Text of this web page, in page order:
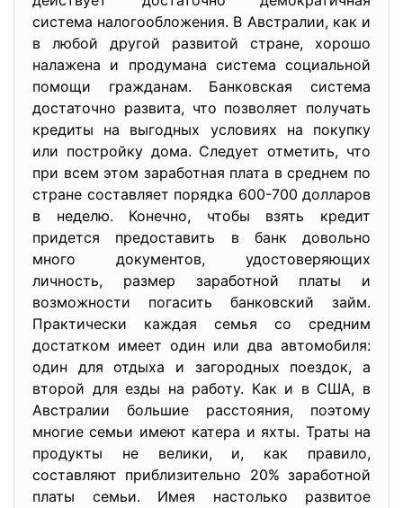
система налогообложения. В Австралии, как и
в любой другой развитой стране, хорошо
налажена и продумана система социальной
помощи гражданам. Банковская система
достаточно развита, что позволяет получать
кредиты на выгодных условиях на покупку
или постройку дома. Следует отметить, что
при всем этом заработная плата в среднем по
стране составляет порядка 600-700 долларов
в неделю. Конечно, чтобы взять кредит
придется предоставить в банк довольно
много документов, удостоверяющих
личность, размер заработной платы и
возможности погасить банковский займ.
Практически каждая семья со средним
достатком имеет один или два автомобиля:
один для отдыха и загородных поездок, а
второй для езды на работу. Как и в США, в
Австралии большие расстояния, поэтому
многие семьи имеют катера и яхты. Траты на
продукты не велики, и, как правило,
составляют приблизительно 20% заработной
платы семьи. Имея настолько развитое